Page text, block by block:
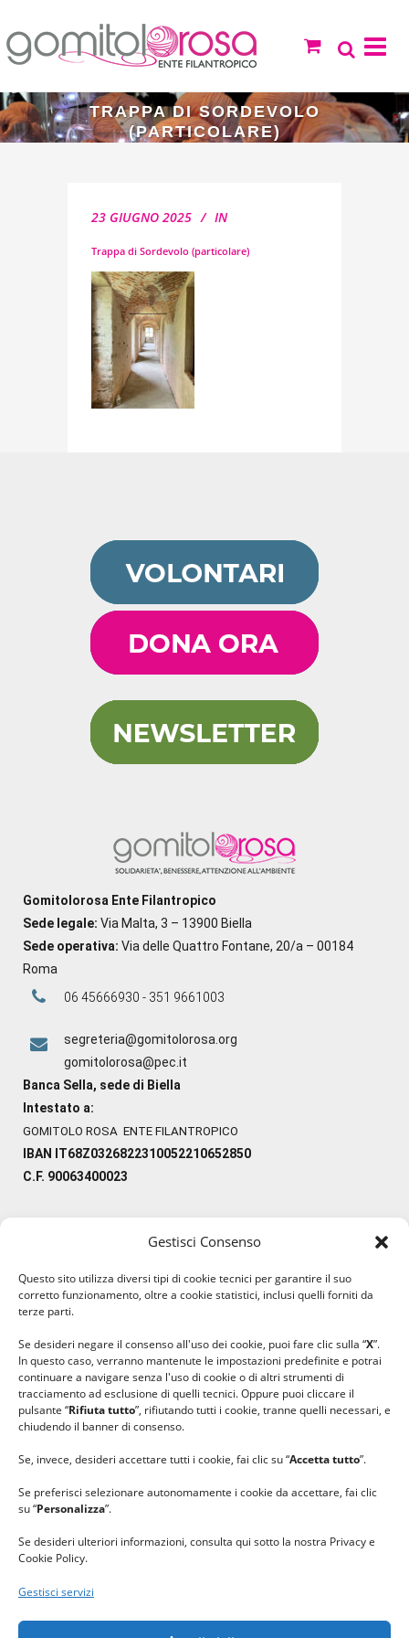
Gestisci Consenso
Questo sito utilizza diversi tipi di cookie tecnici per garantire il suo
corretto funzionamento, oltre a cookie statistici, inclusi quelli forniti da
terze parti.
Se desideri negare il consenso all'uso dei cookie, puoi fare clic sulla “X”.
In questo caso, verranno mantenute le impostazioni predefinite e potrai
continuare a navigare senza l'uso di cookie o di altri strumenti di
tracciamento ad esclusione di quelli tecnici. Oppure puoi cliccare il
pulsante “Rifiuta tutto”, rifiutando tutti i cookie, tranne quelli necessari, e
chiudendo il banner di consenso.
Se, invece, desideri accettare tutti i cookie, fai clic su “Accetta tutto”.
Se preferisci selezionare autonomamente i cookie da accettare, fai clic
su “Personalizza”.
Se desideri ulteriori informazioni, consulta qui sotto la nostra Privacy e
Cookie Policy.
Gestisci servizi
TRAPPA DI SORDEVOLO
(PARTICOLARE)
23 GIUGNO 2025 IN
Trappa di Sordevolo (particolare)
Gomitolorosa Ente Filantropico
Sede legale: Via Malta, 3 – 13900 Biella
Sede operativa: Via delle Quattro Fontane, 20/a – 00184
Roma
06 45666930 - 351 9661003
segreteria@gomitolorosa.org
gomitolorosa@pec.it
Banca Sella, sede di Biella
Intestato a:
GOMITOLO ROSA ENTE FILANTROPICO
IBAN IT68Z0326822310052210652850
C.F. 90063400023
#lanaterapia
#ilcaloredellempatia